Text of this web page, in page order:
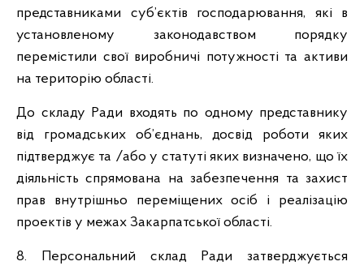
представниками суб’єктів господарювання, які в
установленому законодавством порядку
перемістили свої виробничі потужності та активи
на територію області.
До складу Ради входять по одному представнику
від громадських об’єднань, досвід роботи яких
підтверджує та /або у статуті яких визначено, що їх
діяльність спрямована на забезпечення та захист
прав внутрішньо переміщених осіб і реалізацію
проектів у межах Закарпатської області.
8. Персональний склад Ради затверджується